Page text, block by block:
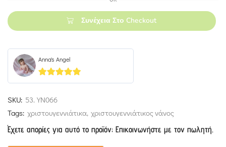
Συνέχεια Στο Checkout
Anna's Angel
5out of 5
SKU: 53.YN066
Tags: χριστουγεννιάτικα, χριστουγεννιάτικος νάνος
Έχετε απορίες για αυτό το προϊόν; Επικοινωνήστε με τον πωλητή.